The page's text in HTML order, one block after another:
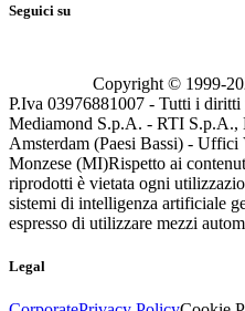
Seguici su
Copyright © 1999-
P.Iva 03976881007 - Tutti i
Mediamond S.p.A. - RTI S.p.A.,
Amsterdam (Paesi Bassi) -
Monzese (MI)Rispetto ai
riprodotti è vietata ogni
sistemi di intelligenza artificiale
espresso di utilizzare mezzi
Legal